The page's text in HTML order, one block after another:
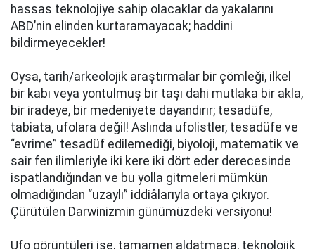
hassas teknolojiye sahip olacaklar da yakalarını
ABD’nin elinden kurtaramayacak; haddini
bildirmeyecekler!
Oysa, tarih/arkeolojik araştırmalar bir çömleği, ilkel
bir kabı veya yontulmuş bir taşı dahi mutlaka bir akla,
bir iradeye, bir medeniyete dayandırır; tesadüfe,
tabiata, ufolara değil! Aslında ufolistler, tesadüfe ve
“evrime” tesadüf edilemediği, biyoloji, matematik ve
sair fen ilimleriyle iki kere iki dört eder derecesinde
ispatlandığından ve bu yolla gitmeleri mümkün
olmadığından “uzaylı” iddiâlarıyla ortaya çıkıyor.
Çürütülen Darwinizmin günümüzdeki versiyonu!
Ufo görüntüleri ise, tamamen aldatmaca, teknolojik